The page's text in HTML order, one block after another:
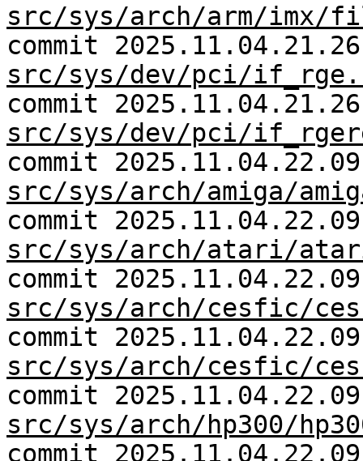
src/sys/arch/arm/imx/
commit
src/sys/dev/pci/
commit
src/sys/dev/pci/
commit
src/sys/arch/amiga/
commit
src/sys/arch/atari/
commit
src/sys/arch/cesfic/
commit
src/sys/arch/cesfic/
commit
src/sys/arch/hp300/
commit